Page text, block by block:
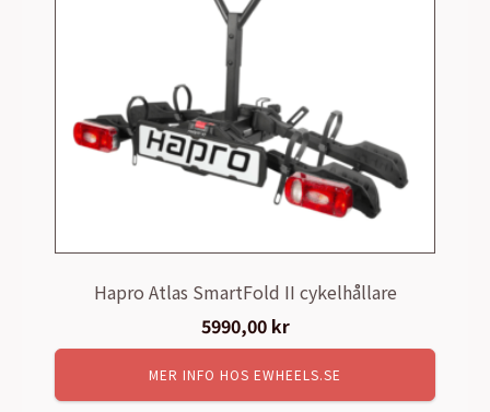
Hapro Atlas SmartFold II cykelhållare
5990,00 kr
MER INFO HOS EWHEELS.SE